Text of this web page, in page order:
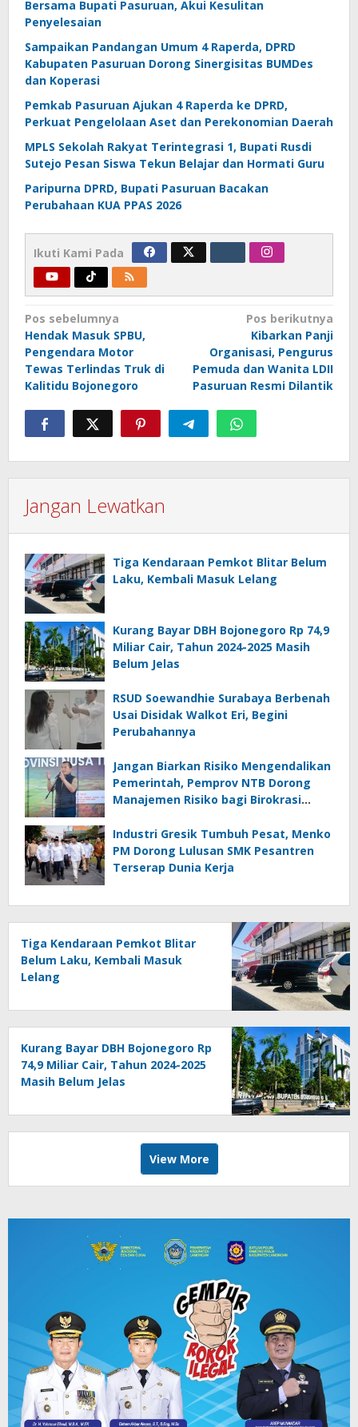
Bersama Bupati Pasuruan, Akui Kesulitan
Penyelesaian
Sampaikan Pandangan Umum 4 Raperda, DPRD
Kabupaten Pasuruan Dorong Sinergisitas BUMDes
dan Koperasi
Pemkab Pasuruan Ajukan 4 Raperda ke DPRD,
Perkuat Pengelolaan Aset dan Perekonomian Daerah
MPLS Sekolah Rakyat Terintegrasi 1, Bupati Rusdi
Sutejo Pesan Siswa Tekun Belajar dan Hormati Guru
Paripurna DPRD, Bupati Pasuruan Bacakan
Perubahaan KUA PPAS 2026
Ikuti Kami Pada
Navigasi
pos
Pos sebelumnya
Hendak Masuk SPBU,
Pengendara Motor
Tewas Terlindas Truk di
Kalitidu Bojonegoro
Pos berikutnya
Kibarkan Panji
Organisasi, Pengurus
Pemuda dan Wanita LDII
Pasuruan Resmi Dilantik
Jangan Lewatkan
Tiga Kendaraan Pemkot Blitar Belum
Laku, Kembali Masuk Lelang
Kurang Bayar DBH Bojonegoro Rp 74,9
Miliar Cair, Tahun 2024-2025 Masih
Belum Jelas
RSUD Soewandhie Surabaya Berbenah
Usai Disidak Walkot Eri, Begini
Perubahannya
Jangan Biarkan Risiko Mengendalikan
Pemerintah, Pemprov NTB Dorong
Manajemen Risiko bagi Birokrasi
Industri Gresik Tumbuh Pesat, Menko
PM Dorong Lulusan SMK Pesantren
Terserap Dunia Kerja
Tiga Kendaraan Pemkot Blitar
Belum Laku, Kembali Masuk
Lelang
Kurang Bayar DBH Bojonegoro Rp
74,9 Miliar Cair, Tahun 2024-2025
Masih Belum Jelas
View More